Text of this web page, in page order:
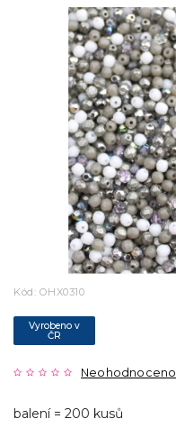
Kód: OHX0310
Vyrobeno v
ČR
Neohodnoceno
balení = 200 kusů